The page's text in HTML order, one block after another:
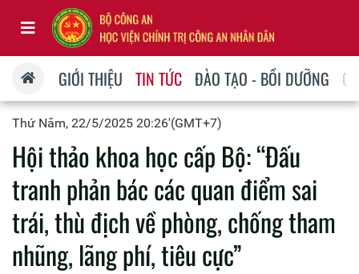
GIỚI THIỆU TIN TỨC ĐÀO TẠO - BỒI DƯỠNG
Thứ Năm, 22/5/2025 20:26'(GMT+7)
Hội thảo khoa học cấp Bộ: “Đấu
tranh phản bác các quan điểm sai
trái, thù địch về phòng, chống tham
nhũng, lãng phí, tiêu cực”